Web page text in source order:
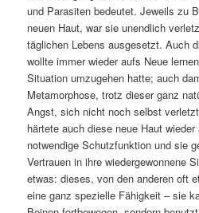
und Parasiten bedeutet. Jeweils zu
neuen Haut, war sie unendlich
täglichen Lebens ausgesetzt. Auch
wollte immer wieder aufs Neue
Situation umzugehen hatte; auch
Metamorphose, trotz dieser ganz
Angst, sich nicht noch selbst
härtete auch diese neue Haut
notwendige Schutzfunktion und sie
Vertrauen in ihre wiedergewonnene
etwas: dieses, von den anderen oft
eine ganz spezielle Fähigkeit – sie